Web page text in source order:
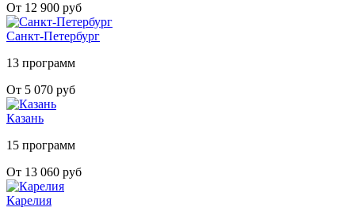
От 12 900 руб
Санкт-Петербург
13 программ
От 5 070 руб
Казань
15 программ
От 13 060 руб
Карелия